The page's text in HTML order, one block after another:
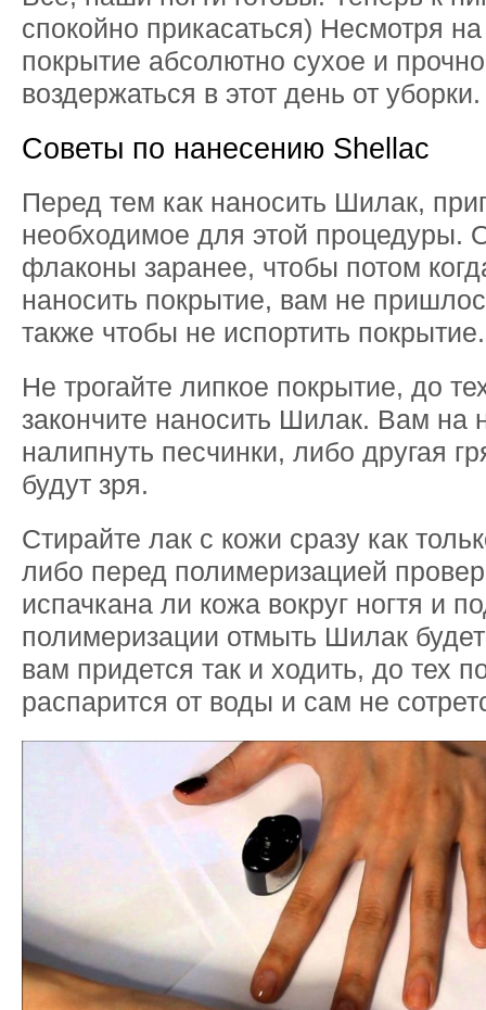
спокойно прикасаться) Несмотря на
покрытие абсолютно сухое и
воздержаться в этот день от уборки.
Советы по нанесению Shellac
Перед тем как наносить Шилак,
необходимое для этой процедуры.
флаконы заранее, чтобы потом
наносить покрытие, вам не
также чтобы не испортить покрытие.
Не трогайте липкое покрытие, до
закончите наносить Шилак. Вам на
налипнуть песчинки, либо другая
будут зря.
Стирайте лак с кожи сразу как
либо перед полимеризацией
испачкана ли кожа вокруг ногтя и
полимеризации отмыть Шилак
вам придется так и ходить, до тех
распарится от воды и сам не